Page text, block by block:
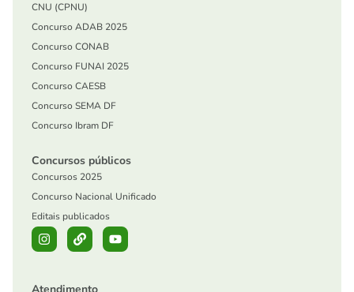
CNU (CPNU)
Concurso ADAB 2025
Concurso CONAB
Concurso FUNAI 2025
Concurso CAESB
Concurso SEMA DF
Concurso Ibram DF
Concursos públicos
Concursos 2025
Concurso Nacional Unificado
Editais publicados